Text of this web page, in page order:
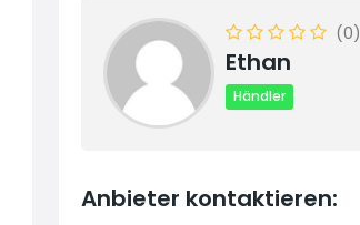
(0)
Ethan
Händler
Anbieter kontaktieren: